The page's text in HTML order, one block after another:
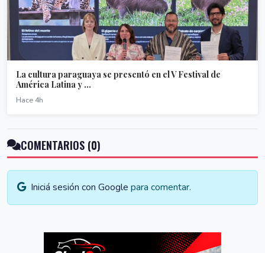
La cultura paraguaya se presentó en el V Festival de
América Latina y ...
Hace 4h
COMENTARIOS (0)
Iniciá sesión con Google para comentar.